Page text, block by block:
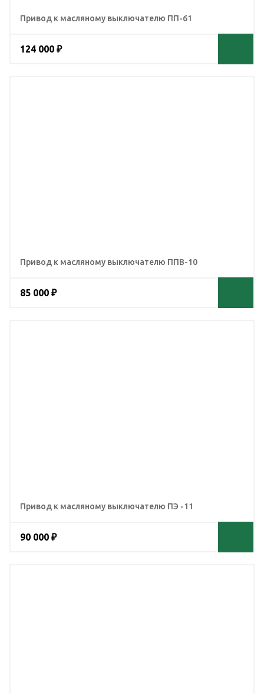
Привод к масляному выключателю ПП-61
124 000 ₽
Привод к масляному выключателю ППВ-10
85 000 ₽
Привод к масляному выключателю ПЭ -11
90 000 ₽